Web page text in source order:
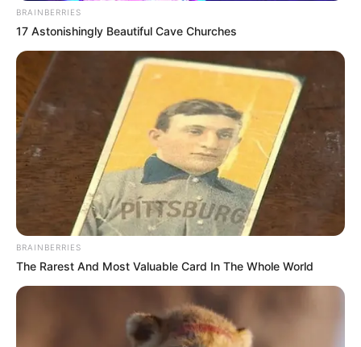
Δεν χρωστάμε σε κανέναν, αυτοί
χρωστούν σε εμάς τα πάντα
Τρίτη, 6 Σεπτεμβρίου 2022, 12:14
Δεν χρωστάμε σε κανέναν, αυτοί...
ανήκει στους ανθρώπους και
ΓΡΑΨΩ
BRAINBERRIES
17 Astonishingly Beautiful Cave Churches
BRAINBERRIES
The Rarest And Most Valuable Card In The Whole World